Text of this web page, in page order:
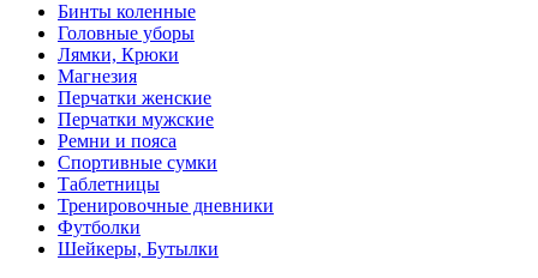
Бинты коленные
Головные уборы
Лямки, Крюки
Магнезия
Перчатки женские
Перчатки мужские
Ремни и пояса
Спортивные сумки
Таблетницы
Тренировочные дневники
Футболки
Шейкеры, Бутылки